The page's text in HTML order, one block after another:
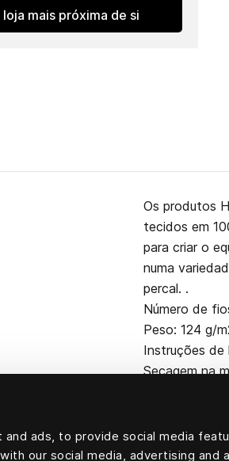
ads, to provide social media
our social media, advertising
mais próxima de si
Os produtos
tecidos em
para criar o
numa
percal. .
Número de
Peso: 124 g/
Instruções de
Secagem na